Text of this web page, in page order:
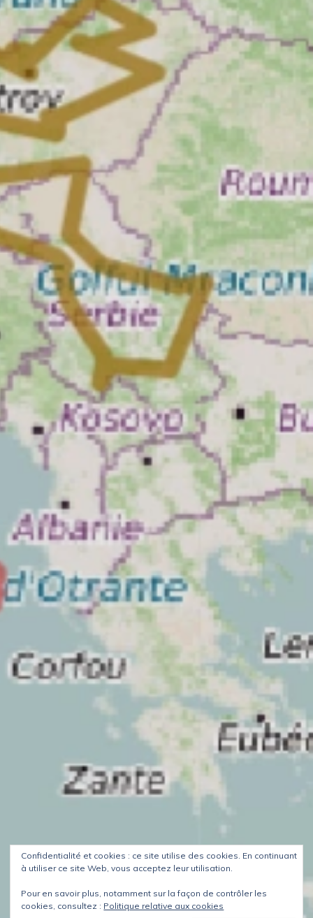
Confidentialité et cookies : ce site utilise des cookies. En continuant
à utiliser ce site Web, vous acceptez leur utilisation.
Pour en savoir plus, notamment sur la façon de contrôler les
cookies, consultez : Politique relative aux cookies